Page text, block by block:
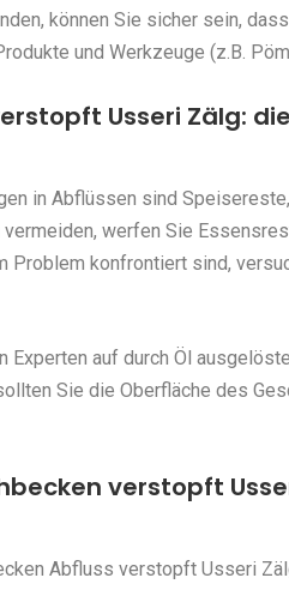
können Sie sicher sein,
und Werkzeuge (z.B.
Usseri Zälg:
in Abflüssen sind
werfen Sie
Problem konfrontiert sind,
auf durch Öl
Sie die Oberfläche des
verstopft
Abfluss verstopft Usseri